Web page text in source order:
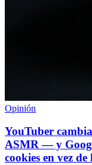
Opinión
YouTuber
ASMR — y
cookies en vez